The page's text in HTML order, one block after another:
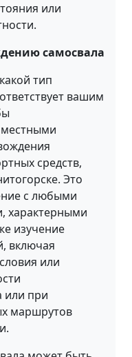
или
самосвала
тип
вашим
средств,
Это
с любыми
характерными
изучение
включая
или
или при
маршрутов